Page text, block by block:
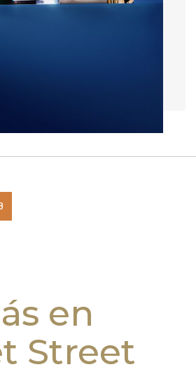
en
Street